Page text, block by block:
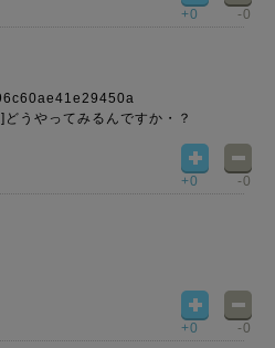
+0 -0
うやってみるんですか・？
+0 -0
+0 -0